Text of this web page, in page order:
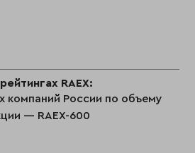
RAEX:
компаний России по объему
— RAEX-600